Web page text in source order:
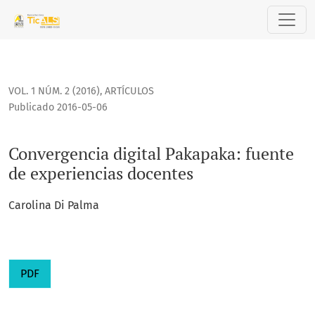
Convergencia digital Pakapaka: fuente de experiencias
VOL. 1 NÚM. 2 (2016), ARTÍCULOS
Convergencia digital Pakapaka: fuente
de experiencias docentes
Publicado 2016-05-06
Carolina Di Palma
PDF